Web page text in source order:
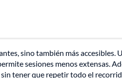
sino también más accesibles.
sesiones menos extensas.
tener que repetir todo el